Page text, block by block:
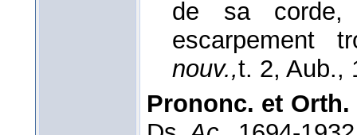
de sa
escarpement
nouv.,t. 2, Aub.,
Prononc. et Orth.